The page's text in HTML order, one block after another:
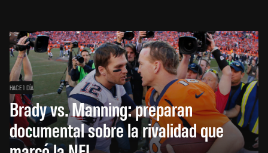
HACE 1 DÍA
Brady vs. Manning: preparan
documental sobre la rivalidad que